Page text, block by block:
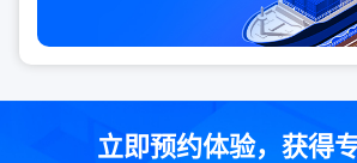
立即预约体验，获得